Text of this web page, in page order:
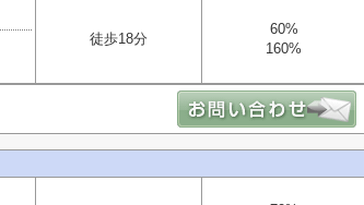
徒歩18分
60%
160%